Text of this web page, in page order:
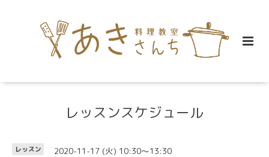
レッスンスケジュール
レッスン 2020-11-17 (火) 10:30～13:30